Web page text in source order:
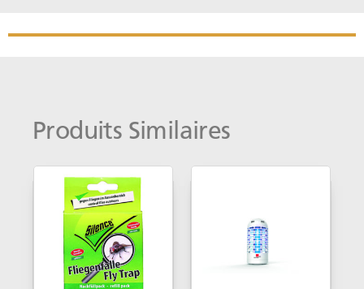
Produits Similaires